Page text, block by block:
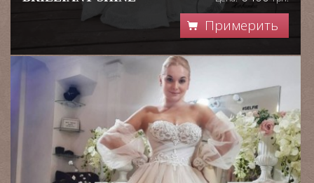
Примерить